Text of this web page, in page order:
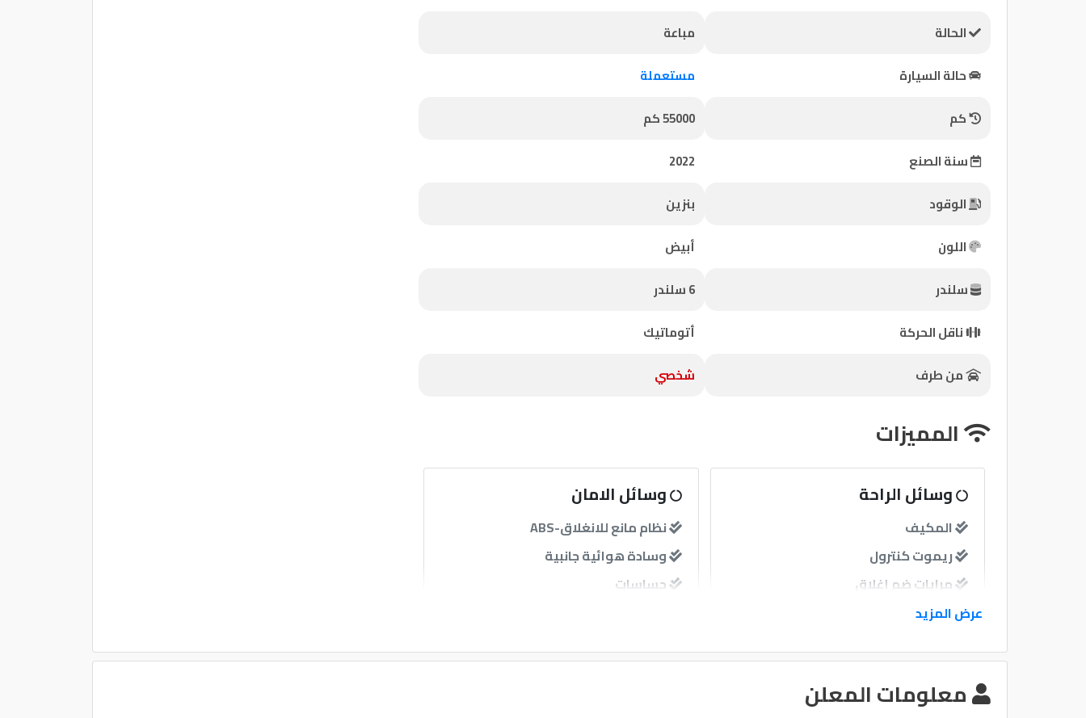
الحالة
مباعة
حالة السيارة
مستعملة
كم
55000 كم
سنة الصنع
2022
الوقود
بنزين
اللون
أبيض
سلندر
6 سلندر
ناقل الحركة
أتوماتيك
من طرف
شخصي
المميزات
وسائل الراحة
المكيف
ريموت كنترول
مرايات ضم إغلاق
نوافذ كهربائية خلفية
وسائل الامان
نظام مانع للانغلاق-ABS
وسادة هوائية جانبية
حساسات
عرض المزيد
معلومات المعلن